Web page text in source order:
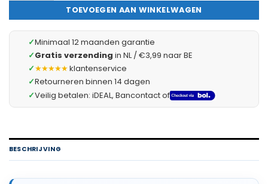
TOEVOEGEN AAN WINKELWAGEN
✓Minimaal 12 maanden garantie
✓Gratis verzending in NL / €3,99 naar BE
✓★★★★★klantenservice
✓Retourneren binnen 14 dagen
✓Veilig betalen: iDEAL, Bancontact of
BESCHRIJVING